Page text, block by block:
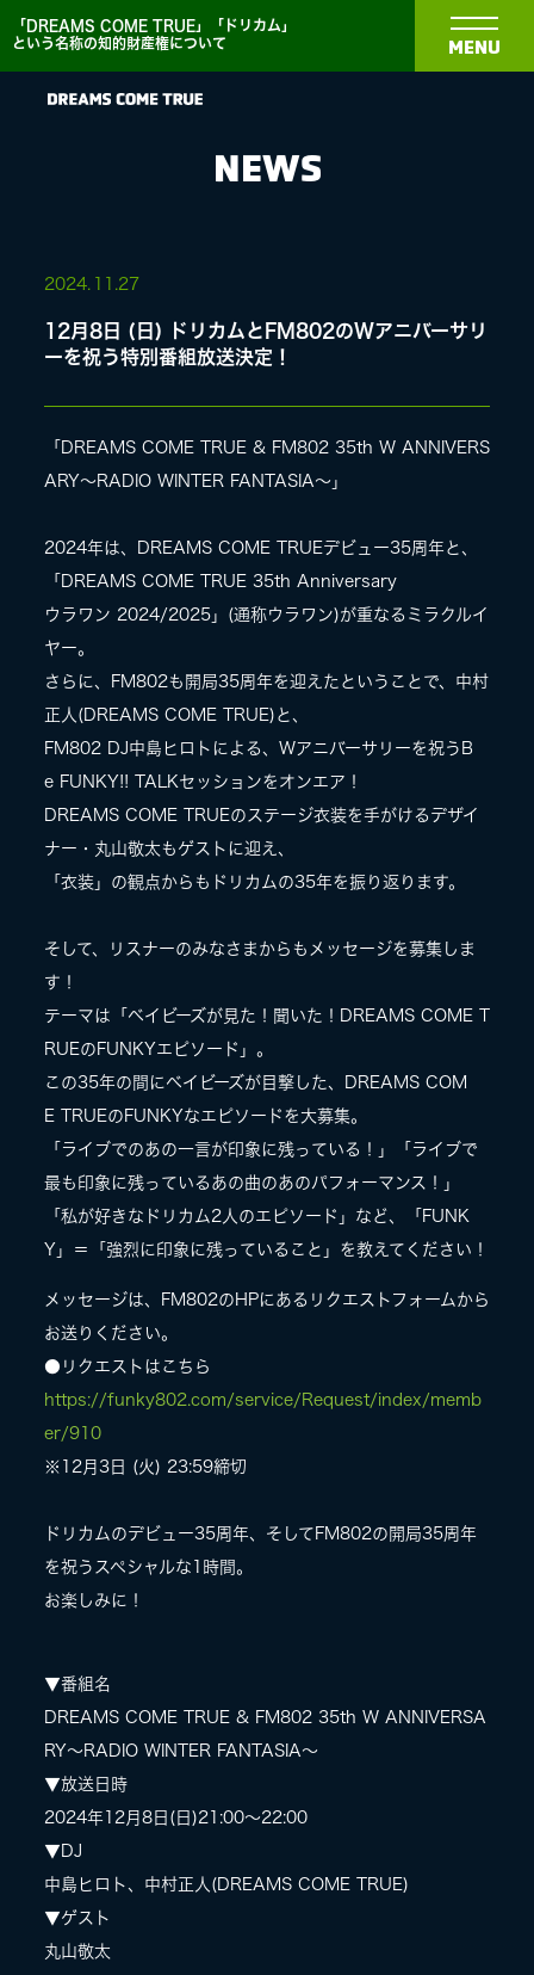
「DREAMS COME TRUE」「ドリカム」
という名称の知的財産権について
MENU
BIOGRAPHY
LIVE
SPECIAL SITE
MASA BLOG
NEWS
2024. 11.27
12月8日 (日) ドリカムとFM802のWアニバーサリ
ーを祝う特別番組放送決定！
「DREAMS COME TRUE & FM802 35th W ANNIVERS
ARY～RADIO WINTER FANTASIA～」
2024年は、DREAMS COME TRUEデビュー35周年と、
「DREAMS COME TRUE 35th Anniversary
ウラワン 2024/2025」(通称ウラワン)が重なるミラクルイ
ヤー。
さらに、FM802も開局35周年を迎えたということで、中村
正人(DREAMS COME TRUE)と、
FM802 DJ中島ヒロトによる、Wアニバーサリーを祝うB
e FUNKY!! TALKセッションをオンエア！
DREAMS COME TRUEのステージ衣装を手がけるデザイ
ナー・丸山敬太もゲストに迎え、
「衣装」の観点からもドリカムの35年を振り返ります。
そして、リスナーのみなさまからもメッセージを募集しま
す！
テーマは「ベイビーズが見た！聞いた！DREAMS COME T
RUEのFUNKYエピソード」。
この35年の間にベイビーズが目撃した、DREAMS COM
E TRUEのFUNKYなエピソードを大募集。
「ライブでのあの一言が印象に残っている！」「ライブで
最も印象に残っているあの曲のあのパフォーマンス！」
「私が好きなドリカム2人のエピソード」など、「FUNK
Y」＝「強烈に印象に残っていること」を教えてください！
メッセージは、FM802のHPにあるリクエストフォームから
お送りください。
●リクエストはこちら
https://funky802.com/service/Request/index/memb
er/910
※12月3日 (火) 23:59締切
ドリカムのデビュー35周年、そしてFM802の開局35周年
を祝うスペシャルな1時間。
お楽しみに！
▼番組名
DREAMS COME TRUE & FM802 35th W ANNIVERSA
RY～RADIO WINTER FANTASIA～
▼放送日時
2024年12月8日(日)21:00～22:00
▼DJ
中島ヒロト、中村正人(DREAMS COME TRUE)
▼ゲスト
丸山敬太